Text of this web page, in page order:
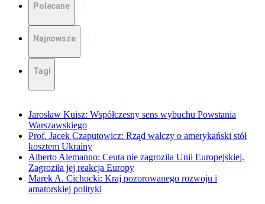
Polecane
Najnowsze
Tagi
Jarosław Kuisz: Współczesny sens wybuchu Powstania
Warszawskiego
Prof. Jacek Czaputowicz: Rząd walczy o amerykański stół
kosztem Ukrainy
Alberto Alemanno: Ceuta nie zagroziła Unii Europejskiej.
Zagroziła jej reakcja Europy
Marek A. Cichocki: Kraj pozorowanego rozwoju i
amatorskiej polityki